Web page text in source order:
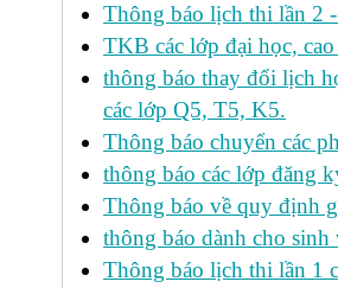
Thông báo lịch thi lần 2
TKB các lớp đại học,
thông báo thay đổi lịch
các lớp Q5, T5, K5.
Thông báo chuyển các
thông báo các lớp đăng
Thông báo về quy định
thông báo dành cho
Thông báo lịch thi lần 1